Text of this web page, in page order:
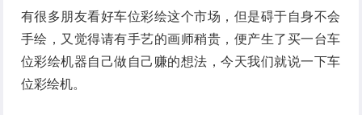
有很多朋友看好车位彩绘这个市场，但是碍于自身不会
手绘，又觉得请有手艺的画师稍贵，便产生了买一台车
位彩绘机器自己做自己赚的想法，今天我们就说一下车
位彩绘机。